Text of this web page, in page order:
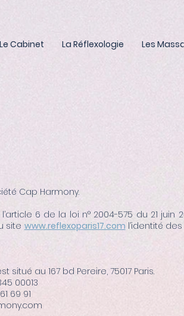
Le Cabinet La Réflexologie Les
Cap Harmony.
6 de la loi n° 2004-575 du 21
site www.reflexoparis17.com l’identité
au 167 bd Pereire, 75017 Paris.
00013
69 91